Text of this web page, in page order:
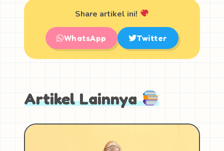
Share artikel ini!
WhatsApp Twitter
Artikel Lainnya